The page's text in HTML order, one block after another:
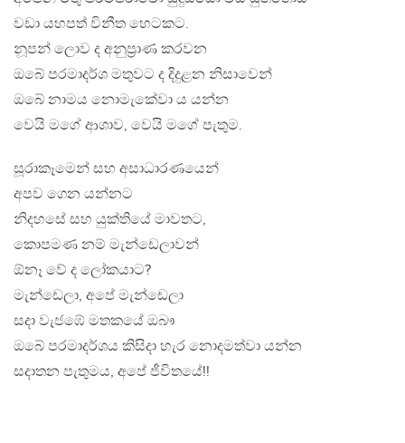
වඩා යහපත් විනීත හෙටකට.
නූපන් ලොව ද අනුප‍්‍රාණ කරවන
ඔබේ පරමාදර්ශ මතුවට ද දිදුළන නිසාවෙන්
ඔබේ නාමය නොමැකේවා ය යන්න
වෙයි මගේ ආශාව, වෙයි මගේ පැතුම.
සූරාකෑමෙන් සහ අසාධාරණයෙන්
අපව ගෙන යන්නට
නිදහසේ සහ යුක්තියේ මාවතට,
කොපමණ නම් මැන්ඩෙලාවන්
ඕනෑ වේ ද ලෝකයාට?
මැන්ඩෙලා, අපේ මැන්ඩෙලා
සදා වැජඹේ මතකයේ ඔබෟ
ඔබේ පරමාදර්ශය කිසිදා හැර නොදමත්වා යන්න
සදාතන පැතුමය, අපේ ජීවිතයේ!!